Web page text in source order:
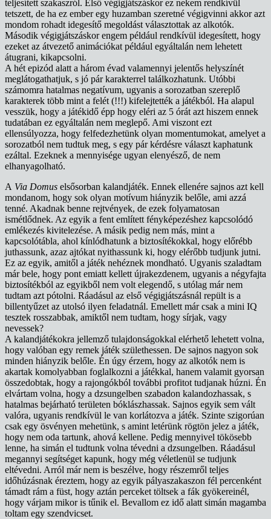
teljesített szakaszról. Első végigjátszáskor ez nekem rendkívül
tetszett, de ha ez ember egy huzamban szeretné végigvinni akkor azt
mondom rohadt idegesítő megoldást választottak az alkotók.
Második végigjátszáskor engem például rendkívül idegesített, hogy
ezeket az átvezető animációkat például egyáltalán nem lehetett
átugrani, kikapcsolni.
A hét epizód alatt a három évad valamennyi jelentős helyszínét
meglátogathatjuk, s jó pár karakterrel találkozhatunk. Utóbbi
számomra hatalmas negatívum, ugyanis a sorozatban szereplő
karakterek több mint a felét (!!!) kifelejtették a játékból. Ha alapul
vesszük, hogy a játékidő épp hogy eléri az 5 órát azt hiszem ennek
tudatában ez egyáltalán nem meglepő. Ami viszont ezt
ellensúlyozza, hogy felfedezhetünk olyan momentumokat, amelyet a
sorozatból nem tudtuk meg, s egy pár kérdésre választ kaphatunk
ezáltal. Ezeknek a mennyisége ugyan elenyésző, de nem
elhanyagolható.
A Via Domus elsősorban kalandjáték. Ennek ellenére sajnos azt kell
mondanom, hogy sok olyan motívum hiányzik belőle, ami azzá
tenné. Akadnak benne rejtvények, de ezek folyamatosan
ismétlődnek. Az egyik a fent említett fényképezéshez kapcsolódó
emlékezés kivitelezése. A másik pedig nem más, mint a
kapcsolótábla, ahol kínlódhatunk a biztosítékokkal, hogy előrébb
juthassunk, azaz ajtókat nyithassunk ki, hogy elérőbb tudjunk jutni.
Ez az egyik, amitől a játék nehéznek mondható. Ugyanis szaladtam
már bele, hogy pont emiatt kellett újrakezdenem, ugyanis a négyfajta
biztosítékból az egyikből nem volt elegendő, s utólag már nem
tudtam azt pótolni. Ráadásul az első végigjátszásnál repült is a
billentyűzet az utolsó ilyen feladatnál. Emellett már csak a mini IQ
tesztek rosszabbak, amiktől nem tudtam, hogy sírjak, vagy
nevessek?
A kalandjátékokra jellemző tulajdonságokkal elérhető lehetett volna,
hogy valóban egy remek játék születhessen. De sajnos nagyon sok
minden hiányzik belőle. Én úgy érzem, hogy az alkotók nem is
akartak komolyabban foglalkozni a játékkal, hanem valamit gyorsan
összedobtak, hogy a rajongókból további profitot tudjanak húzni. Én
elvártam volna, hogy a dzsungelben szabadon kalandozhassak, s
hatalmas bejárható területen bóklászhassak. Sajnos egyik sem vált
valóra, ugyanis rendkívül le van korlátozva a játék. Szinte szigorúan
csak egy ösvényen mehetünk, s amint letérünk rögtön jelez a játék,
hogy nem oda tartunk, ahová kellene. Pedig mennyivel tökösebb
lenne, ha simán el tudtunk volna tévedni a dzsungelben. Ráadásul
megannyi segítséget kapunk, hogy még véletlenül se tudjunk
eltévedni. Arról már nem is beszélve, hogy részemről teljes
időhúzásnak éreztem, hogy az egyik pályaszakaszon fél percenként
támadt rám a füst, hogy aztán perceket töltsek a fák gyökereinél,
hogy várjam mikor is tűnik el. Bevallom ez idő alatt simán magamba
toltam egy szendvicset.